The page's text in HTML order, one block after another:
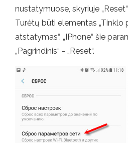
nustatymuose, skyriuje „Reset“
Turėtų būti elementas „Tinklo
atstatymas“. „IPhone“ šie
„Pagrindinis“ - „Reset“.